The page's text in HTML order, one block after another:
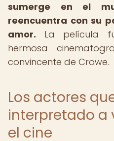
sumerge en el
reencuentra con su
amor. La película
hermosa
convincente de Crowe.
Los actores
interpretado a
el cine